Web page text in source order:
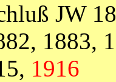
JW
1883,
1916